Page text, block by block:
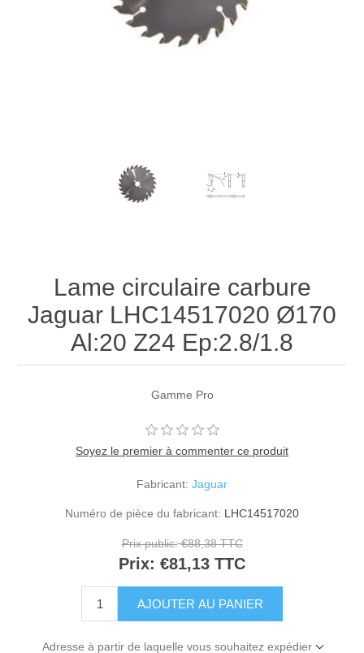
Lame circulaire carbure
Jaguar LHC14517020 Ø170
Al:20 Z24 Ep:2.8/1.8
Gamme Pro
Soyez le premier à commenter ce produit
Fabricant: Jaguar
Numéro de pièce du fabricant: LHC14517020
Prix public: €88,38 TTC
Prix: €81,13 TTC
Adresse à partir de laquelle vous souhaitez expédier